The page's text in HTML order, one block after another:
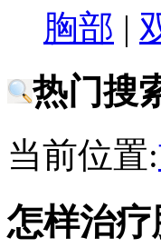
胸部 |
热门搜
当前位置:
怎样治